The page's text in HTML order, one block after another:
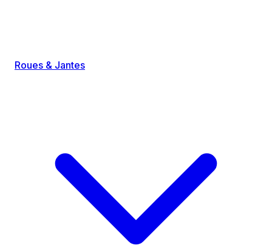
Roues & Jantes